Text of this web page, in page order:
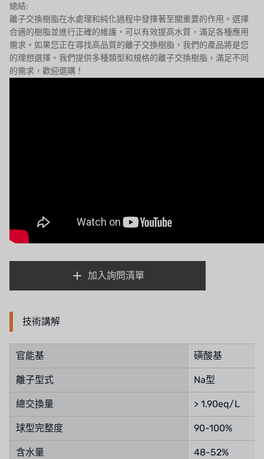
RUNXIN
總結:
離子交換樹脂在水處理和純化過程中發揮著至關重要的作用。選擇
合適的樹脂並進行正確的維護，可以有效提高水質，滿足各種應用
需求。如果您正在尋找高品質的離子交換樹脂，我們的產品將是您
的理想選擇。我們提供多種類型和規格的離子交換樹脂，滿足不同
的需求，歡迎選購！
加入詢問清單
技術講解
官能基 磺酸基
離子型式 Na型
總交換量 > 1.90eq/L
球型完整度 90-100%
含水量 48-52%